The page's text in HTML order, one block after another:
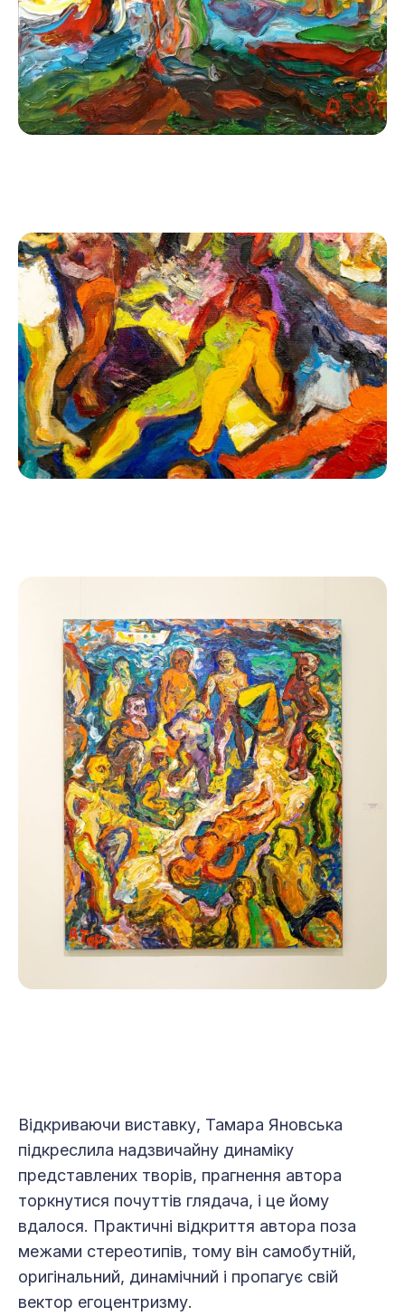
Відкриваючи виставку, Тамара Яновська
підкреслила надзвичайну динаміку
представлених творів, прагнення автора
торкнутися почуттів глядача, і це йому
вдалося. Практичні відкриття автора поза
межами стереотипів, тому він самобутній,
оригінальний, динамічний і пропагує свій
вектор егоцентризму.